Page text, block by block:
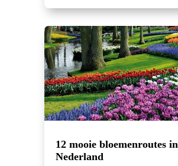
12 mooie bloemenroutes in
Nederland